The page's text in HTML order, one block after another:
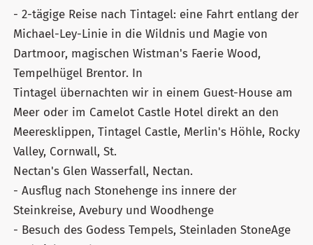
- 2-tägige Reise nach Tintagel: eine Fahrt entlang der
Michael-Ley-Linie in die Wildnis und Magie von
Dartmoor, magischen Wistman's Faerie Wood,
Tempelhügel Brentor. In
Tintagel übernachten wir in einem Guest-House am
Meer oder im Camelot Castle Hotel direkt an den
Meeresklippen, Tintagel Castle, Merlin's Höhle, Rocky
Valley, Cornwall, St.
Nectan's Glen Wasserfall, Nectan.
- Ausflug nach Stonehenge ins innere der
Steinkreise, Avebury und Woodhenge
- Besuch des Godess Tempels, Steinladen StoneAge